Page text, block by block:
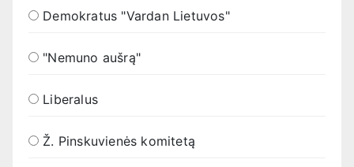
Demokratus "Vardan Lietuvos"
"Nemuno aušrą"
Liberalus
Ž. Pinskuvienės komitetą